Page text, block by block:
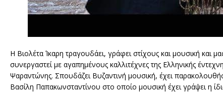
Η Βιολέτα Ίκαρη τραγουδάει, γράφει στίχους και μουσική και
συνεργαστεί με αγαπημένους καλλιτέχνες της Ελληνικής
Ψαραντώνης. Σπουδάζει Βυζαντινή μουσική, έχει
Βασίλη Παπακωνσταντίνου στο οποίο μουσική έχει γράψει η